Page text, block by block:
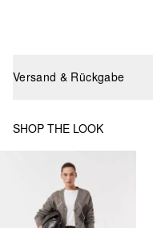
Versand & Rückgabe
SHOP THE LOOK